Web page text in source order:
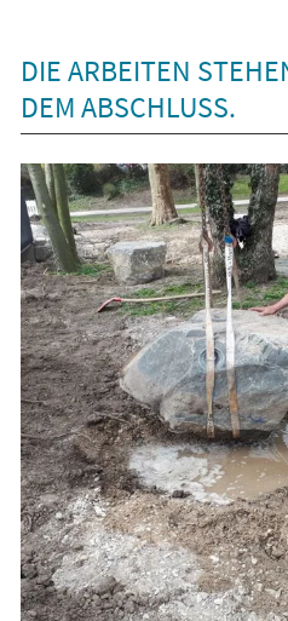
DIE ARBEITEN
DEM ABSCHLUSS.